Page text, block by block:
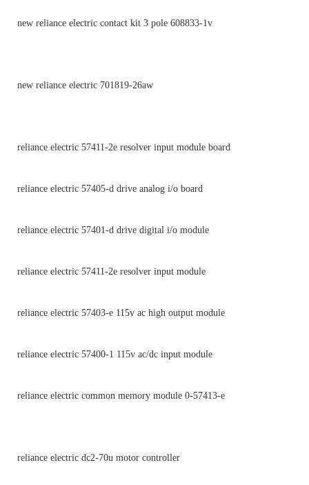
new reliance electric contact kit 3 pole 608833-1v
new reliance electric 701819-26aw
reliance electric 57411-2e resolver input module board
reliance electric 57405-d drive analog i/o board
reliance electric 57401-d drive digital i/o module
reliance electric 57411-2e resolver input module
reliance electric 57403-e 115v ac high output module
reliance electric 57400-1 115v ac/dc input module
reliance electric common memory module 0-57413-e
reliance electric dc2-70u motor controller